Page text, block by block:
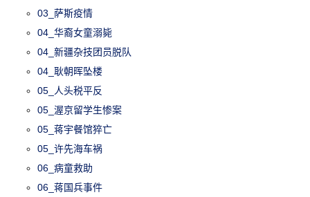
03_萨斯疫情
04_华裔女童溺毙
04_新疆杂技团员脱队
04_耿朝晖坠楼
05_人头税平反
05_渥京留学生惨案
05_蒋宇餐馆猝亡
05_许先海车祸
06_病童救助
06_蒋国兵事件